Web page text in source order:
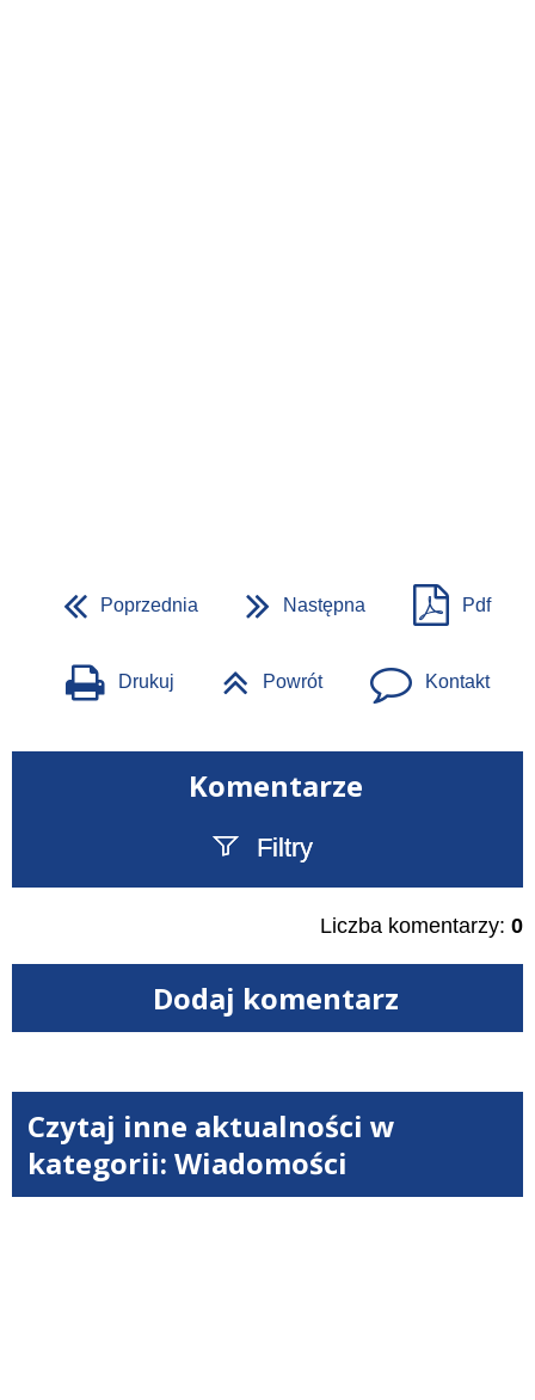
Poprzednia Następna Pdf
Drukuj Powrót Kontakt
Komentarze
Filtry
Liczba komentarzy: 0
Dodaj komentarz
Czytaj inne aktualności w
kategorii: Wiadomości